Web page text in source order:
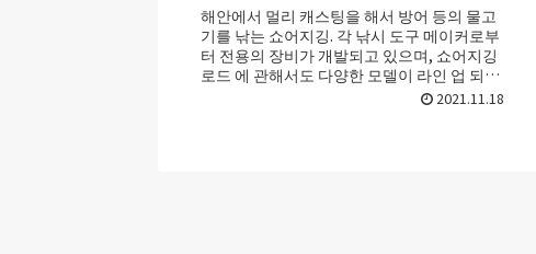
해안에서 멀리 캐스팅을 해서 방어 등의 물고
기를 낚는 쇼어지깅. 각 낚시 도구 메이커로부
터 전용의 장비가 개발되고 있으며, 쇼어지깅
로드 에 관해서도 다양한 모델이 라인 업 되고
있습니다. 그래서 이번에는 추천하는 ...2021.11.18